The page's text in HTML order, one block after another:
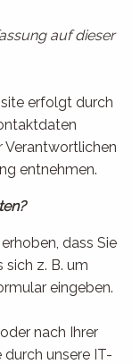
auf dieser
erfolgt durch
Verantwortlichen
entnehmen.
dass Sie
sich z. B. um
eingeben.
nach Ihrer
unsere IT-